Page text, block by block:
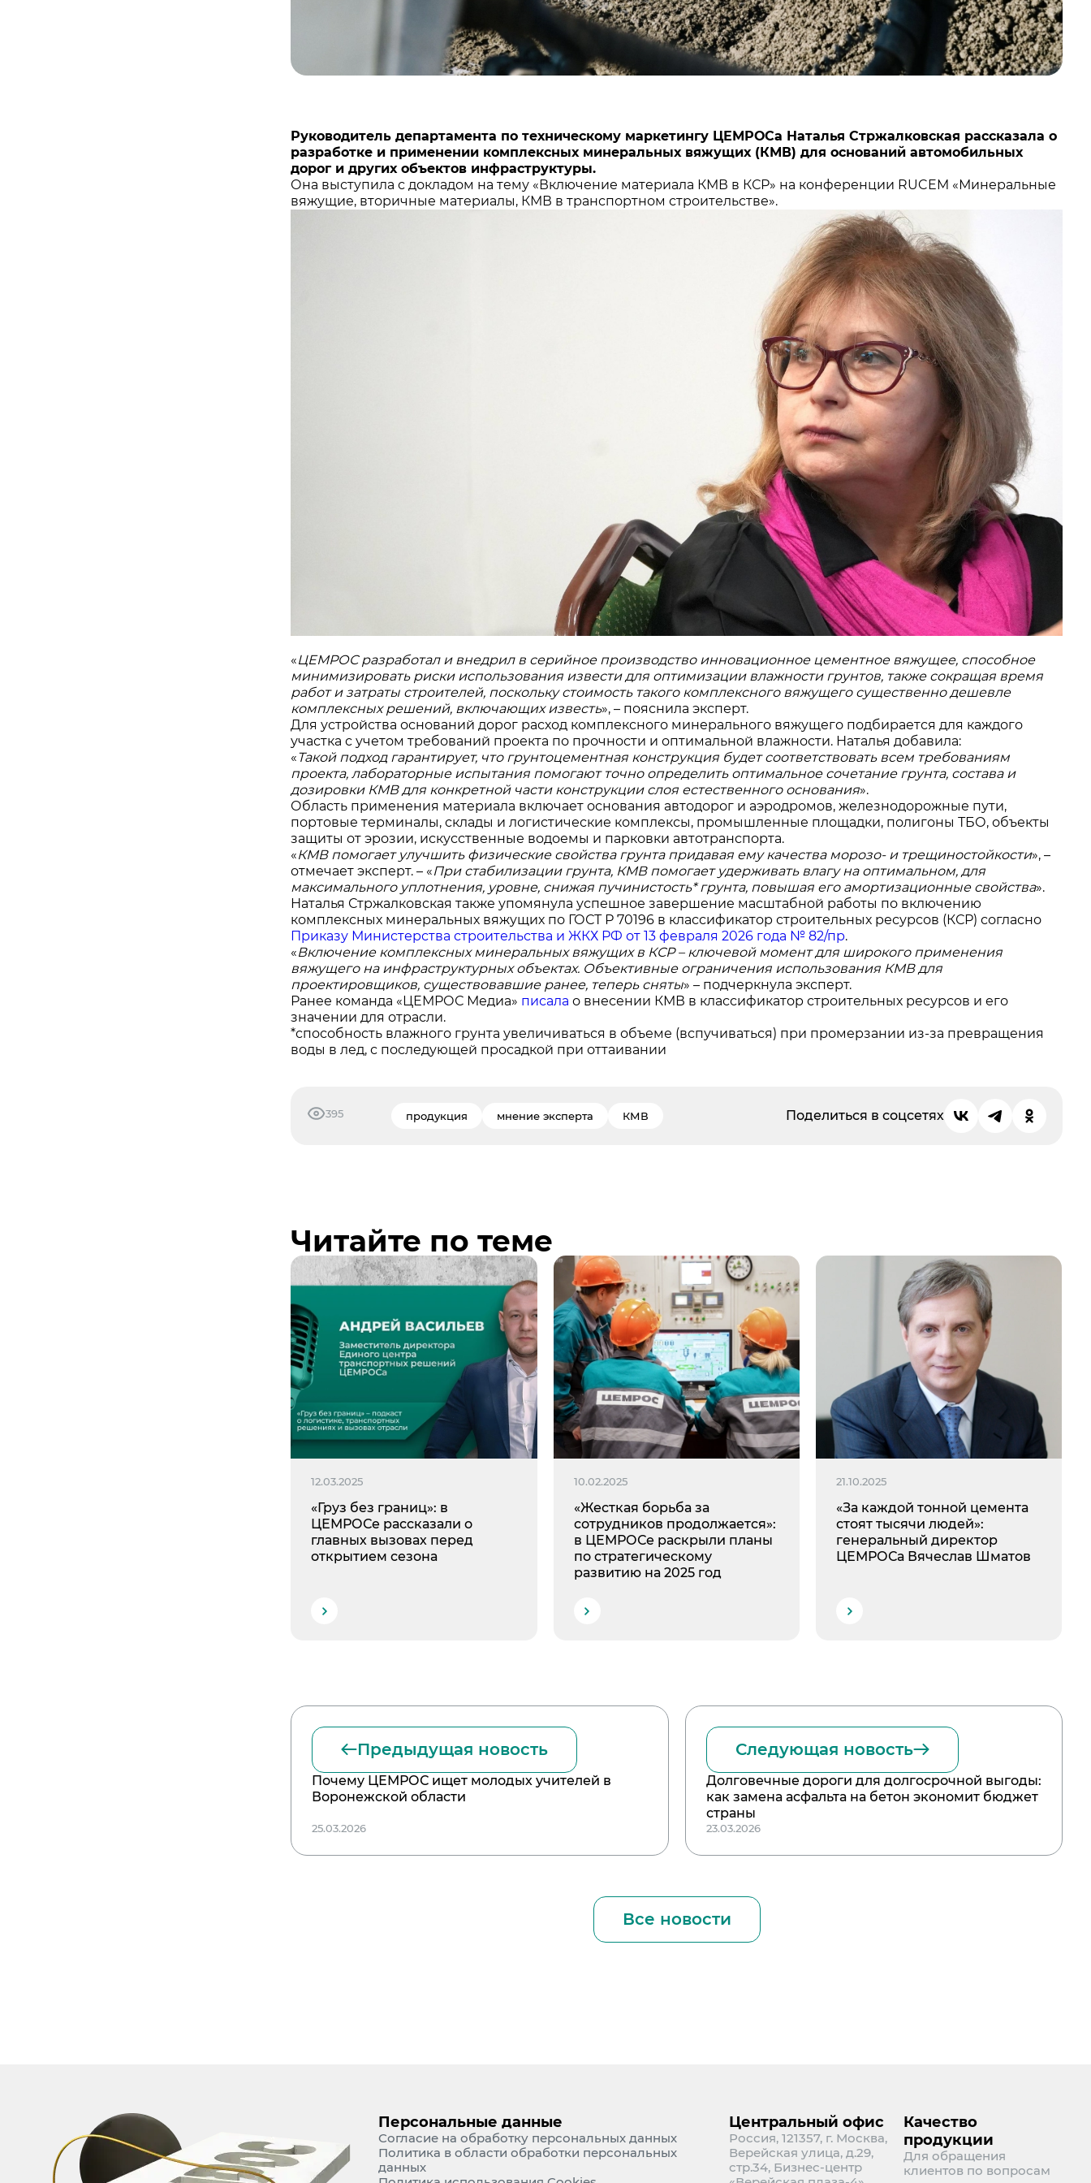
Руководитель департамента по техническому маркетингу ЦЕМРОСа Наталья Стржалковская рассказала о
разработке и применении комплексных минеральных вяжущих (КМВ) для оснований автомобильных
дорог и других объектов инфраструктуры.
Она выступила с докладом на тему «Включение материала КМВ в КСР» на конференции RUCEM «Минеральные
вяжущие, вторичные материалы, КМВ в транспортном строительстве».
«ЦЕМРОС разработал и внедрил в серийное производство инновационное цементное вяжущее, способное
минимизировать риски использования извести для оптимизации влажности грунтов, также сокращая время
работ и затраты строителей, поскольку стоимость такого комплексного вяжущего существенно дешевле
комплексных решений, включающих известь», – пояснила эксперт.
Для устройства оснований дорог расход комплексного минерального вяжущего подбирается для каждого
участка с учетом требований проекта по прочности и оптимальной влажности. Наталья добавила:
«Такой подход гарантирует, что грунтоцементная конструкция будет соответствовать всем требованиям
проекта, лабораторные испытания помогают точно определить оптимальное сочетание грунта, состава и
дозировки КМВ для конкретной части конструкции слоя естественного основания».
Область применения материала включает основания автодорог и аэродромов, железнодорожные пути,
портовые терминалы, склады и логистические комплексы, промышленные площадки, полигоны ТБО, объекты
защиты от эрозии, искусственные водоемы и парковки автотранспорта.
«КМВ помогает улучшить физические свойства грунта придавая ему качества морозо- и трещиностойкости», –
отмечает эксперт. – «При стабилизации грунта, КМВ помогает удерживать влагу на оптимальном, для
максимального уплотнения, уровне, снижая пучинистость* грунта, повышая его амортизационные свойства».
Наталья Стржалковская также упомянула успешное завершение масштабной работы по включению
комплексных минеральных вяжущих по ГОСТ Р 70196 в классификатор строительных ресурсов (КСР) согласно
Приказу Министерства строительства и ЖКХ РФ от 13 февраля 2026 года № 82/пр.
«Включение комплексных минеральных вяжущих в КСР – ключевой момент для широкого применения
вяжущего на инфраструктурных объектах. Объективные ограничения использования КМВ для
проектировщиков, существовавшие ранее, теперь сняты» – подчеркнула эксперт.
Ранее команда «ЦЕМРОС Медиа» писала о внесении КМВ в классификатор строительных ресурсов и его
значении для отрасли.
*способность влажного грунта увеличиваться в объеме (вспучиваться) при промерзании из-за превращения
воды в лед, с последующей просадкой при оттаивании
395 продукция мнение эксперта КМВ Поделиться в соцсетях
Читайте по теме
12.03.2025
«Груз без границ»: в
ЦЕМРОСе рассказали о
главных вызовах перед
открытием сезона
10.02.2025
«Жесткая борьба за
сотрудников продолжается»:
в ЦЕМРОСе раскрыли планы
по стратегическому
развитию на 2025 год
21.10.2025
«За каждой тонной цемента
стоят тысячи людей»:
генеральный директор
ЦЕМРОСа Вячеслав Шматов
Предыдущая новость
Почему ЦЕМРОС ищет молодых учителей в
Воронежской области
25.03.2026
Следующая новость
Долговечные дороги для долгосрочной выгоды:
как замена асфальта на бетон экономит бюджет
страны
23.03.2026
Все новости
Персональные данные
Согласие на обработку персональных данных
Политика в области обработки персональных
данных
Центральный офис
Россия, 121357, г. Москва,
Верейская улица, д.29,
стр.34, Бизнес-центр
Качество
продукции
Для обращения
клиентов по вопросам